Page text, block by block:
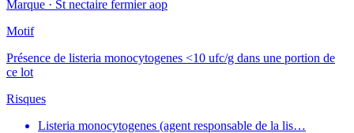
Marque · St nectaire fermier aop
Motif
Présence de listeria monocytogenes <10 ufc/g dans une portion de
ce lot
Risques
Listeria monocytogenes (agent responsable de la lis…